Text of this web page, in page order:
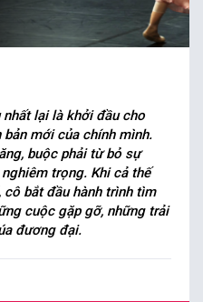
lại là khởi đầu cho
mới của chính mình.
buộc phải từ bỏ sự
trọng. Khi cả thế
bắt đầu hành trình tìm
cuộc gặp gỡ, những trải
đương đại.